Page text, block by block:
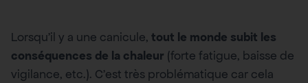
Lorsqu’il y a une canicule, tout le monde subit les
conséquences de la chaleur (forte fatigue, baisse de
vigilance, etc.). C’est très problématique car cela